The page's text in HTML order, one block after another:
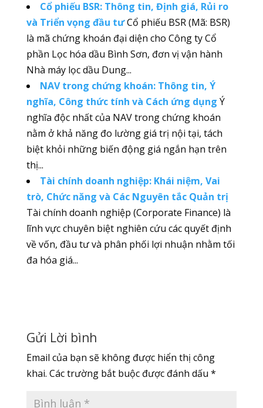
Cổ phiếu BSR: Thông tin, Định giá, Rủi ro
và Triển vọng đầu tưCổ phiếu BSR (Mã: BSR)
là mã chứng khoán đại diện cho Công ty Cổ
phần Lọc hóa dầu Bình Sơn, đơn vị vận hành
Nhà máy lọc dầu Dung...
NAV trong chứng khoán: Thông tin, Ý
nghĩa, Công thức tính và Cách ứng dụng Ý
nghĩa độc nhất của NAV trong chứng khoán
nằm ở khả năng đo lường giá trị nội tại, tách
biệt khỏi những biến động giá ngắn hạn trên
thị...
Tài chính doanh nghiệp: Khái niệm, Vai
trò, Chức năng và Các Nguyên tắc Quản trị
Tài chính doanh nghiệp (Corporate Finance) là
lĩnh vực chuyên biệt nghiên cứu các quyết định
về vốn, đầu tư và phân phối lợi nhuận nhằm tối
đa hóa giá...
Gửi Lời bình
Email của bạn sẽ không được hiển thị công
khai. Các trường bắt buộc được đánh dấu *